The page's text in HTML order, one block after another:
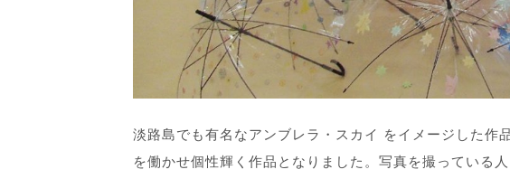
淡路島でも有名なアンブレラ・スカイ をイメージした作
を働かせ個性輝く作品となりました。写真を撮っている人